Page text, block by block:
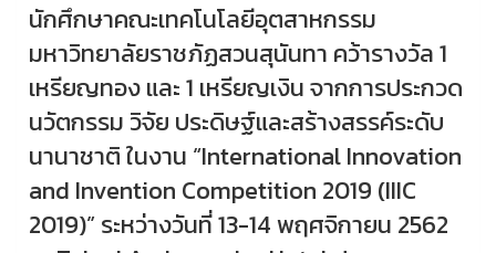
นักศึกษาคณะเทคโนโลยีอุตสาหกรรม
มหาวิทยาลัยราชภัฏสวนสุนันทา คว้ารางวัล 1
เหรียญทอง และ 1 เหรียญเงิน จากการประกวด
นวัตกรรม วิจัย ประดิษฐ์และสร้างสรรค์ระดับ
นานาชาติ ในงาน “International Innovation
and Invention Competition 2019 (IIIC
2019)” ระหว่างวันที่ 13-14 พฤศจิกายน 2562